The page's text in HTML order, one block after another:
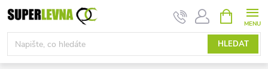
Přejít
na
obsah
HLEDAT
NÁKUPNÍ
KOŠÍK